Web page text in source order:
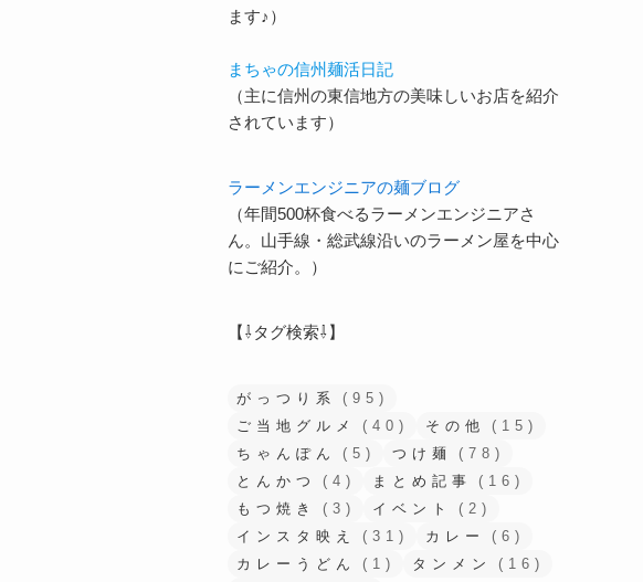
ます♪）
まちゃの信州麺活日記
（主に信州の東信地方の美味しいお店を紹介
されています）
ラーメンエンジニアの麺ブログ
（年間500杯食べるラーメンエンジニアさ
ん。山手線・総武線沿いのラーメン屋を中心
にご紹介。）
【⇩タグ検索⇩】
がっつり系
(95)
ご当地グルメ
(40) その他
(15)
ちゃんぽん
(5) つけ麺
(78)
とんかつ
(4) まとめ記事
(16)
もつ焼き
(3) イベント
(2)
インスタ映え
(31) カレー
(6)
カレーうどん
(1) タンメン
(16)